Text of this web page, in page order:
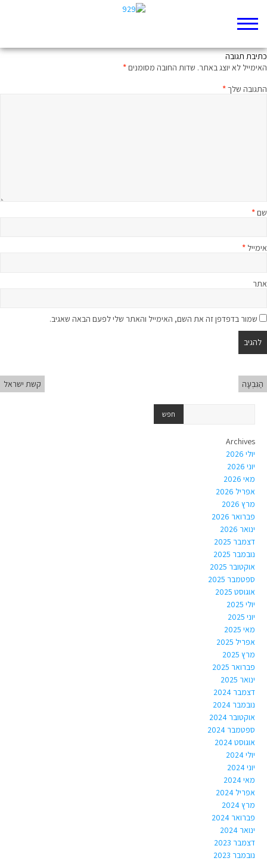
כתיבת תגובה
האימייל לא יוצג באתר. שדות החובה מסומנים*
התגובה שלך*
שם*
אימייל *
אתר
שמור בדפדפן זה את השם, האימייל והאתר שלי לפעם הבאה שאגיב.
הַגִּבְעָה קשת ישראל
Archives
יולי 2026
יוני 2026
מאי 2026
אפריל 2026
מרץ 2026
פברואר 2026
ינואר 2026
דצמבר 2025
נובמבר 2025
אוקטובר 2025
ספטמבר 2025
אוגוסט 2025
יולי 2025
יוני 2025
מאי 2025
אפריל 2025
מרץ 2025
פברואר 2025
ינואר 2025
דצמבר 2024
נובמבר 2024
אוקטובר 2024
ספטמבר 2024
אוגוסט 2024
יולי 2024
יוני 2024
מאי 2024
אפריל 2024
מרץ 2024
פברואר 2024
ינואר 2024
דצמבר 2023
נובמבר 2023